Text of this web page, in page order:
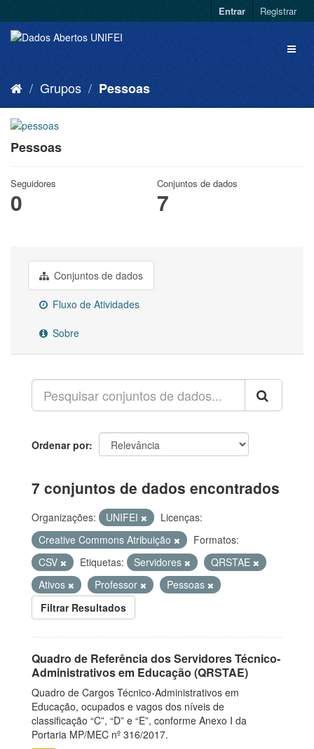
Entrar Registrar
Grupos Pessoas
Pessoas
Seguidores
0
Conjuntos de dados
7
Conjuntos de dados
Fluxo de Atividades
Sobre
Ordenar por
7 conjuntos de dados encontrados
Organizações: UNIFEI
Licenças:
Creative Commons Atribuição
Formatos:
CSV
Etiquetas: Servidores
QRSTAE
Ativos
Professor
Pessoas
Filtrar Resultados
Quadro de Referência dos Servidores Técnico-
Administrativos em Educação (QRSTAE)
Quadro de Cargos Técnico-Administrativos em
Educação, ocupados e vagos dos níveis de
classificação “C”, “D” e “E”, conforme Anexo I da
Portaria MP/MEC nº 316/2017.